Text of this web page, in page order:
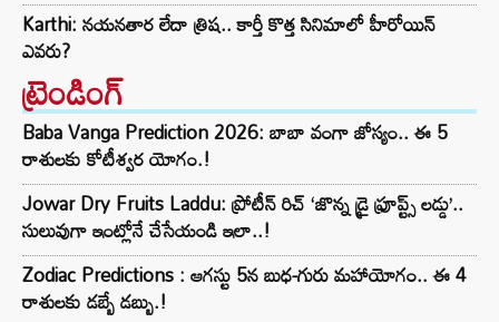
Karthi: నయనతార లేదా త్రిష.. కార్తీ కొత్త సినిమాలో హీరోయిన్
ఎవరు?
ట్రెండింగ్‌
Baba Vanga Prediction 2026: బాబా వంగా జోస్యం.. ఈ 5
రాశులకు కోటీశ్వర యోగం.!
Jowar Dry Fruits Laddu: ప్రోటీన్ రిచ్ ‘జొన్న డ్రై ఫ్రూప్ట్స్ లడ్డు’..
సులువుగా ఇంట్లోనే చేసేయండి ఇలా..!
Zodiac Predictions : ఆగస్టు 5న బుధ-గురు మహాయోగం.. ఈ 4
రాశులకు డబ్బే డబ్బు.!